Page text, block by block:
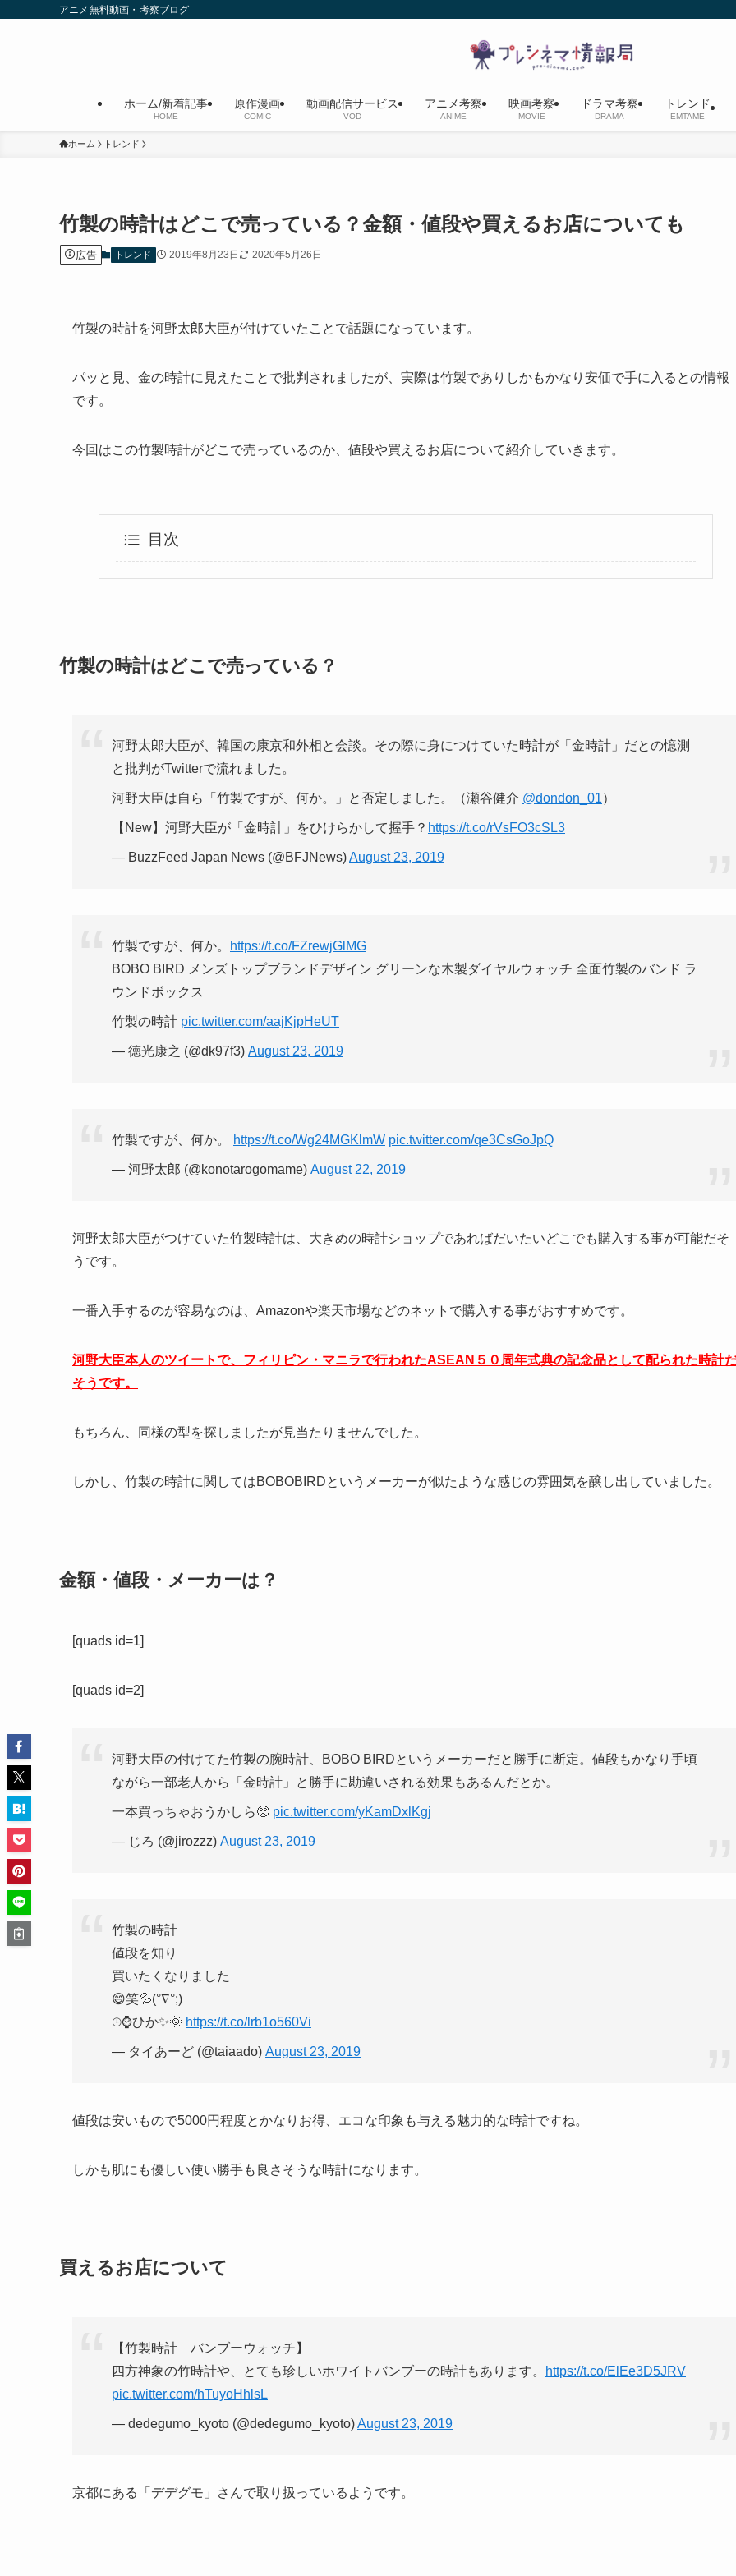
アニメ無料動画・考察ブログ
ホーム/新着記事
HOME
原作漫画
COMIC
動画配信サービス
VOD
アニメ考察
ANIME
映画考察
MOVIE
ドラマ考察
DRAMA
トレンド
EMTAME
ホーム トレンド
竹製の時計はどこで売っている？金額・値段や買えるお店についても
広告 トレンド 2019年8月23日 2020年5月26日
竹製の時計を河野太郎大臣が付けていたことで話題になっています。
パッと見、金の時計に見えたことで批判されましたが、実際は竹製でありしかもかなり安価で手に入るとの情報
です。
今回はこの竹製時計がどこで売っているのか、値段や買えるお店について紹介していきます。
目次
竹製の時計はどこで売っている？
河野太郎大臣が、韓国の康京和外相と会談。その際に身につけていた時計が「金時計」だとの憶測
と批判がTwitterで流れました。
河野大臣は自ら「竹製ですが、何か。」と否定しました。（瀬谷健介 @dondon_01）
【New】河野大臣が「金時計」をひけらかして握手？ https://t.co/rVsFO3cSL3
— BuzzFeed Japan News (@BFJNews)August 23, 2019
竹製ですが、何か。
https://t.co/FZrewjGlMG
BOBO BIRD メンズトップブランドデザイン グリーンな木製ダイヤルウォッチ 全面竹製のバンド ラ
ウンドボックス
竹製の時計 pic.twitter.com/aajKjpHeUT
— 徳光康之 (@dk97f3) August 23, 2019
竹製ですが、何か。 https://t.co/Wg24MGKlmW pic.twitter.com/qe3CsGoJpQ
— 河野太郎 (@konotarogomame) August 22, 2019
河野太郎大臣がつけていた竹製時計は、大きめの時計ショップであればだいたいどこでも購入する事が可能だそ
うです。
一番入手するのが容易なのは、Amazonや楽天市場などのネットで購入する事がおすすめです。
河野大臣本人のツイートで、フィリピン・マニラで行われたASEAN５０周年式典の記念品として配られた時計
そうです。
もちろん、同様の型を探しましたが見当たりませんでした。
しかし、竹製の時計に関してはBOBOBIRDというメーカーが似たような感じの雰囲気を醸し出していました。
金額・値段・メーカーは？
[quads id=1]
[quads id=2]
河野大臣の付けてた竹製の腕時計、BOBO BIRDというメーカーだと勝手に断定。値段もかなり手頃
ながら一部老人から「金時計」と勝手に勘違いされる効果もあるんだとか。
一本買っちゃおうかしら🥺 pic.twitter.com/yKamDxlKgj
— じろ (@jirozzz) August 23, 2019
竹製の時計
値段を知り
買いたくなりました
😄笑💦(°∇°;)
⌚︎⌚ひか✨🌞 https://t.co/lrb1o560Vi
— タイあーど (@taiaado) August 23, 2019
値段は安いもので5000円程度とかなりお得、エコな印象も与える魅力的な時計ですね。
しかも肌にも優しい使い勝手も良さそうな時計になります。
買えるお店について
【竹製時計 バンブーウォッチ】
四方神象の竹時計や、とても珍しいホワイトバンブーの時計もあります。
https://t.co/ElEe3D5JRV
pic.twitter.com/hTuyoHhlsL
— dedegumo_kyoto (@dedegumo_kyoto)August 23, 2019
京都にある「デデグモ」さんで取り扱っているようです。